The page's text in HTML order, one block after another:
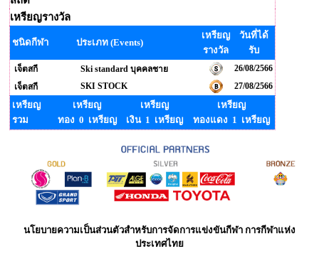
เหรียญรางวัล
ชนิดกีฬา ประเภท (Events)
เหรียญ
รางวัล
วันที่ได้
รับ
เจ็ตสกี Ski standard บุคคลชาย
26/08/2566
เจ็ตสกี
SKI STOCK 27/08/2566
เหรียญ
รวม
เหรียญ
ทอง 0 เหรียญ
เหรียญ
เงิน 1 เหรียญ
เหรียญ
ทองแดง 1 เหรียญ
นโยบายความเป็นส่วนตัวสำหรับการจัดการแข่งขันกีฬา การกีฬาแห่ง
ประเทศไทย